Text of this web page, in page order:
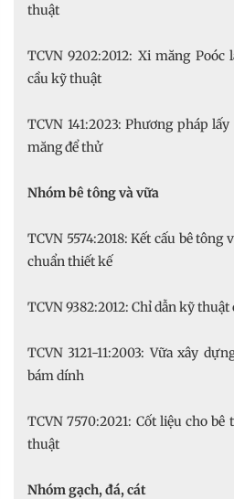
thuật
TCVN 9202:2012: Xi măng
cầu kỹ thuật
TCVN 141:2023: Phương pháp
măng để thử
Nhóm bê tông và vữa
TCVN 5574:2018: Kết cấu bê
chuẩn thiết kế
TCVN 9382:2012: Chỉ dẫn kỹ
TCVN 3121-11:2003: Vữa xây
bám dính
TCVN 7570:2021: Cốt liệu cho
thuật
Nhóm gạch, đá, cát